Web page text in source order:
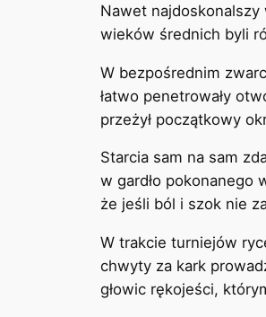
Nawet najdoskonalszy
wieków średnich byli
W bezpośrednim
łatwo penetrowały
przeżył początkowy
Starcia sam na sam
w gardło pokonanego
że jeśli ból i szok nie
W trakcie turniejów
chwyty za kark
głowic rękojeści,